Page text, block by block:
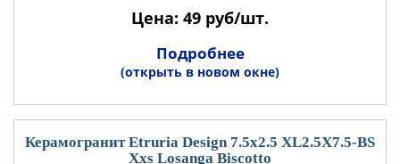
Цена: 49 руб/шт.
Подробнее
(открыть в новом окне)
Керамогранит Etruria Design 7.5x2.5 XL2.5X7.5-BS
Xxs Losanga Biscotto